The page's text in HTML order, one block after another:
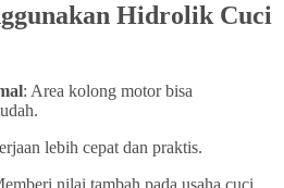
Hidrolik Cuci
: Area kolong motor bisa
lebih cepat dan praktis.
nilai tambah pada usaha cuci